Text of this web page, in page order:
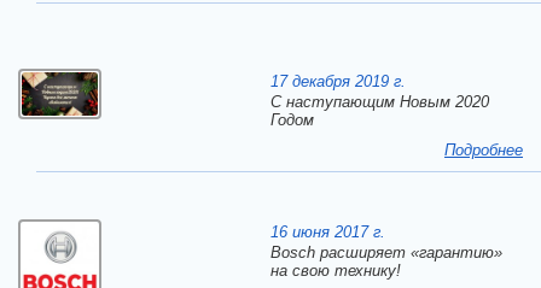
17 декабря 2019 г.
C наступающим Новым 2020
Годом
Подробнее
16 июня 2017 г.
Bosch расширяет «гарантию»
на свою технику!